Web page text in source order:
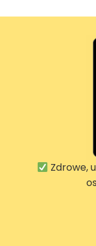
Zdrowe,